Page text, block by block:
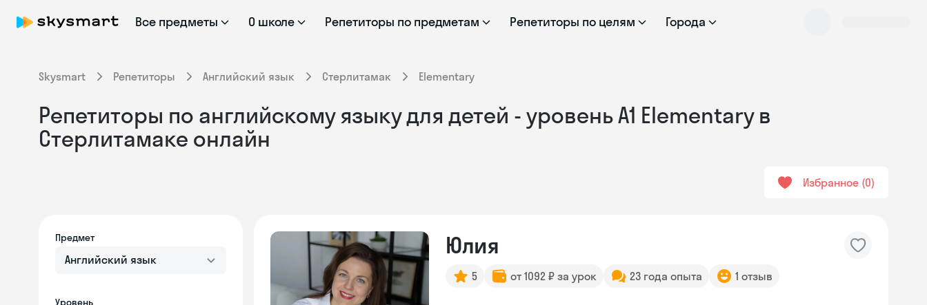
Все предметы О школе Репетиторы по предметам Репетиторы по целям Города
Skysmart Репетиторы Английский язык Стерлитамак Elementary
Репетиторы по английскому языку для детей - уровень А1 Elementary в
Стерлитамаке онлайн
Избранное 0
Предмет
Английский язык
Уровень
Юлия
5 от 1092 ₽ за урок 23 года опыта 1 отзыв